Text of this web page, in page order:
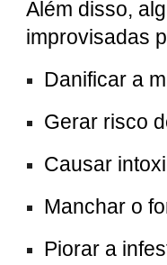
Além disso,
improvisadas
Danificar a
Gerar risco
Causar
Manchar o
Piorar a